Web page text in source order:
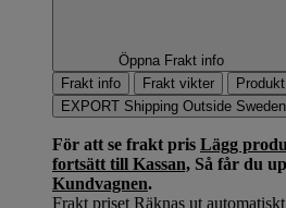
Öppna Frakt info
Frakt info
Frakt vikter
EXPORT Shipping Outside Sweden
För att se frakt pris Lägg
fortsätt till Kassan, Så får du
Kundvagnen.
Frakt priset Räknas ut